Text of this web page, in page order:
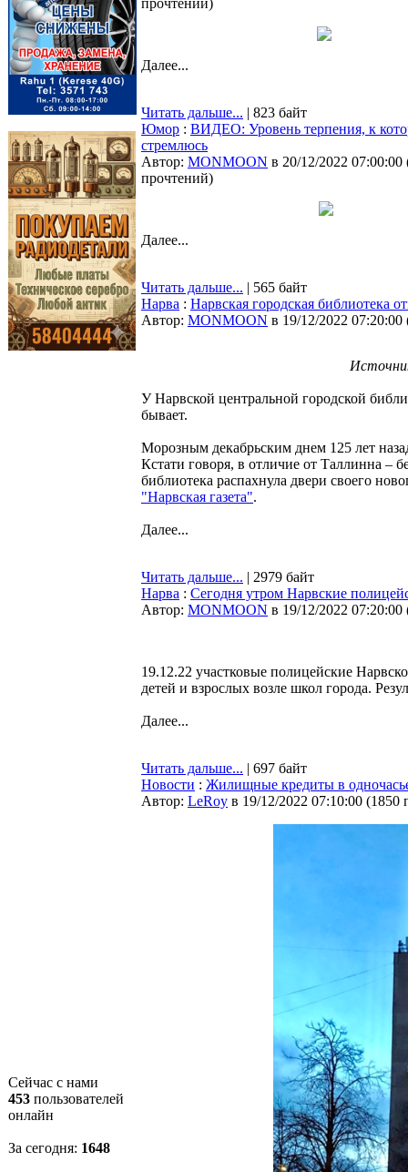
Сейчас с нами
453 пользователей
онлайн
За сегодня: 1648
прочтений)
Далее...
Читать дальше... | 823 байт
Юмор : ВИДЕО: Уровень терпения, к
стремлюсь
Автор: MONMOON в 20/12/2022 07:00:00
прочтений)
Далее...
Читать дальше... | 565 байт
Нарва : Нарвская городская библиотека
Автор: MONMOON в 19/12/2022 07:20:00
У Нарвской центральной городской
бывает.
Морозным декабрьским днем 125 лет
Кстати говоря, в отличие от Таллинна –
библиотека распахнула двери своего
"Нарвская газета".
Далее...
Читать дальше... | 2979 байт
Нарва : Сегодня утром Нарвские
Автор: MONMOON в 19/12/2022 07:20:00
19.12.22 участковые полицейские
детей и взрослых возле школ города.
Далее...
Читать дальше... | 697 байт
Новости : Жилищные кредиты в
Автор: LeRoy в 19/12/2022 07:10:00 (1850